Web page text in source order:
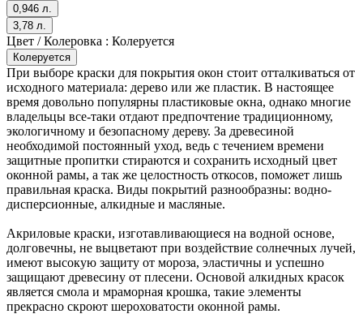
0,946 л.
3,78 л.
Цвет / Колеровка : Колеруется
Колеруется
При выборе краски для покрытия окон стоит отталкиваться от
исходного материала: дерево или же пластик. В настоящее
время довольно популярны пластиковые окна, однако многие
владельцы все-таки отдают предпочтение традиционному,
экологичному и безопасному дереву. За древесиной
необходимой постоянный уход, ведь с течением времени
защитные пропитки стираются и сохранить исходный цвет
оконной рамы, а так же целостность откосов, поможет лишь
правильная краска. Виды покрытий разнообразны: водно-
дисперсионные, алкидные и масляные.
Акриловые краски, изготавливающиеся на водной основе,
долговечны, не выцветают при воздействие солнечных лучей,
имеют высокую защиту от мороза, эластичны и успешно
защищают древесину от плесени. Основой алкидных красок
является смола и мраморная крошка, такие элементы
прекрасно скроют шероховатости оконной рамы.